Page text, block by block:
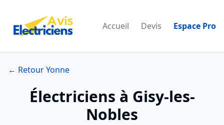
Accueil Devis Espace Pro
← Retour Yonne
Électriciens à Gisy-les-
Nobles